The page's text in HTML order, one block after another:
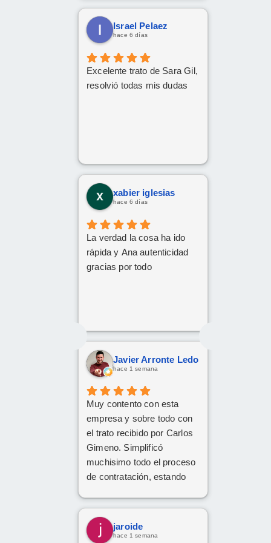
Israel Pelaez
hace 6 días
Excelente trato de Sara Gil,
resolvió todas mis dudas
xabier iglesias
hace 6 días
La verdad la cosa ha ido
rápida y Ana autenticidad
gracias por todo
Javier Arronte Ledo
hace 1 semana
Muy contento con esta
empresa y sobre todo con
el trato recibido por Carlos
Gimeno. Simplificó
muchisimo todo el proceso
de contratación, estando
momento y aclarando
cualquier posible duda.
Gracias Carlos!
jaroide
hace 1 semana